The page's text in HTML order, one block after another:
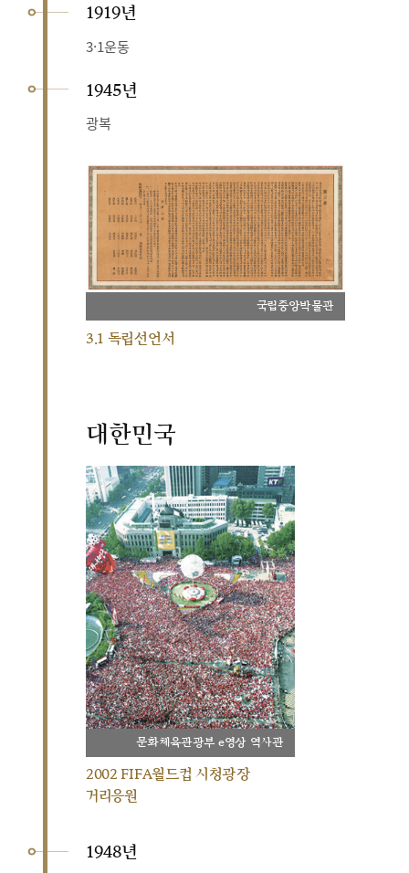
1919년
3·1운동
1945년
광복
국립중앙박물관
3.1 독립선언서
대한민국
문화체육관광부 e영상 역사관
2002 FIFA월드컵 시청광장
거리응원
1948년